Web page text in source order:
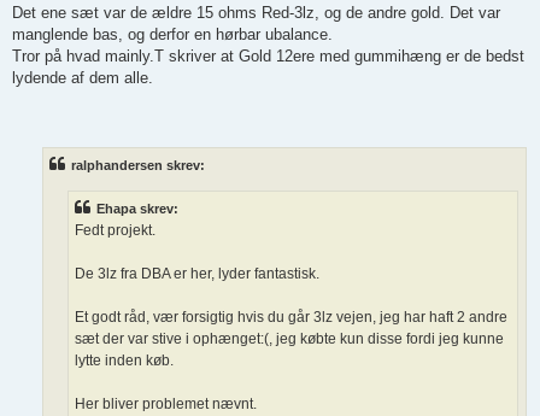
d
æ
g
Det ene sæt var de ældre 15 ohms Red-3lz, og de andre gold. Det var
manglende bas, og derfor en hørbar ubalance.
Tror på hvad mainly.T skriver at Gold 12ere med gummihæng er de bedst
lydende af dem alle.
ralphandersen skrev:
Ehapa skrev:
Fedt projekt.
De 3lz fra DBA er her, lyder fantastisk.
Et godt råd, vær forsigtig hvis du går 3lz vejen, jeg har haft 2 andre
sæt der var stive i ophænget:(, jeg købte kun disse fordi jeg kunne
lytte inden køb.
Her bliver problemet nævnt.